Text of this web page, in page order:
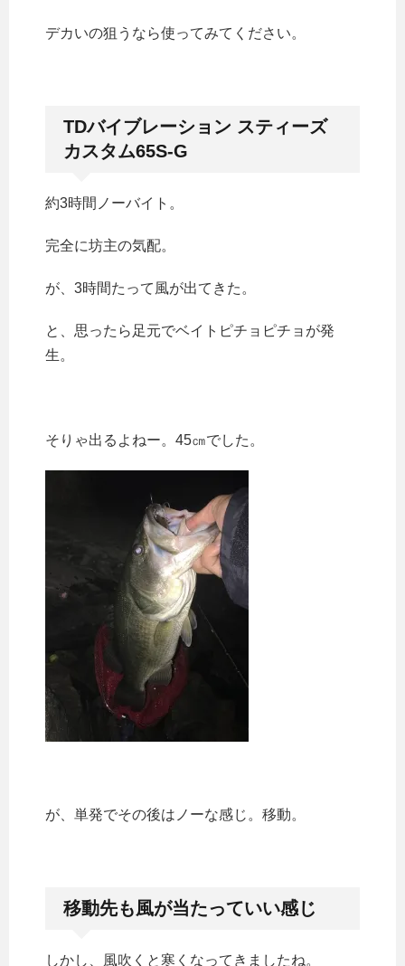
デカいの狙うなら使ってみてください。
TDバイブレーション スティーズ
カスタム65S-G
約3時間ノーバイト。
完全に坊主の気配。
が、3時間たって風が出てきた。
と、思ったら足元でベイトピチョピチョが発
生。
そりゃ出るよねー。45㎝でした。
が、単発でその後はノーな感じ。移動。
移動先も風が当たっていい感じ
しかし、風吹くと寒くなってきましたね。